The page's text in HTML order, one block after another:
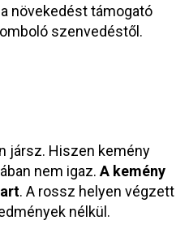
növekedést támogató
szenvedéstől.
jársz. Hiszen kemény
nem igaz. A kemény
. A rossz helyen végzett
nélkül.